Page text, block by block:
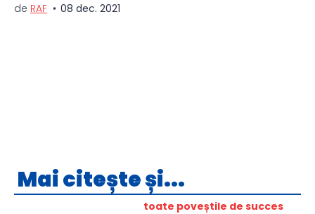
de RAF 08 dec. 2021
Mai citește și...
toate poveștile de succes